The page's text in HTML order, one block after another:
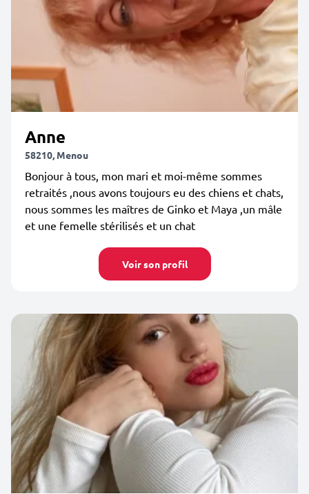
Anne
58210, Menou
Bonjour à tous, mon mari et moi-même sommes
retraités ,nous avons toujours eu des chiens et chats,
nous sommes les maîtres de Ginko et Maya ,un mâle
et une femelle stérilisés et un chat
Voir son profil